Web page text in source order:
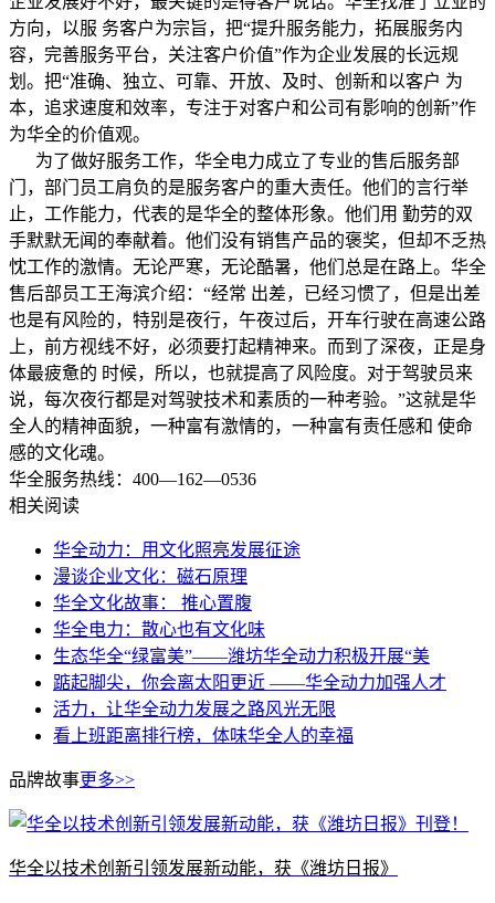
方向，以服 务客户为宗旨，把“提升服务能力，拓展服务内
容，完善服务平台，关注客户价值”作为企业发展的长远规
划。把“准确、独立、可靠、开放、及时、创新和以客户 为
本，追求速度和效率，专注于对客户和公司有影响的创新”作
为华全的价值观。
为了做好服务工作，华全电力成立了专业的售后服务部
门，部门员工肩负的是服务客户的重大责任。他们的言行举
止，工作能力，代表的是华全的整体形象。他们用 勤劳的双
手默默无闻的奉献着。他们没有销售产品的褒奖，但却不乏热
忱工作的激情。无论严寒，无论酷暑，他们总是在路上。华全
售后部员工王海滨介绍：“经常 出差，已经习惯了，但是出差
也是有风险的，特别是夜行，午夜过后，开车行驶在高速公路
上，前方视线不好，必须要打起精神来。而到了深夜，正是身
体最疲惫的 时候，所以，也就提高了风险度。对于驾驶员来
说，每次夜行都是对驾驶技术和素质的一种考验。”这就是华
全人的精神面貌，一种富有激情的，一种富有责任感和 使命
感的文化魂。
华全服务热线：400—162—0536
相关阅读
华全动力：用文化照亮发展征途
漫谈企业文化：磁石原理
华全文化故事： 推心置腹
华全电力：散心也有文化味
生态华全“绿富美”——潍坊华全动力积极开展“美
踮起脚尖，你会离太阳更近 ——华全动力加强人才
活力，让华全动力发展之路风光无限
看上班距离排行榜，体味华全人的幸福
品牌故事更多>>
​华全以技术创新引领发展新动能，获《潍坊日报》